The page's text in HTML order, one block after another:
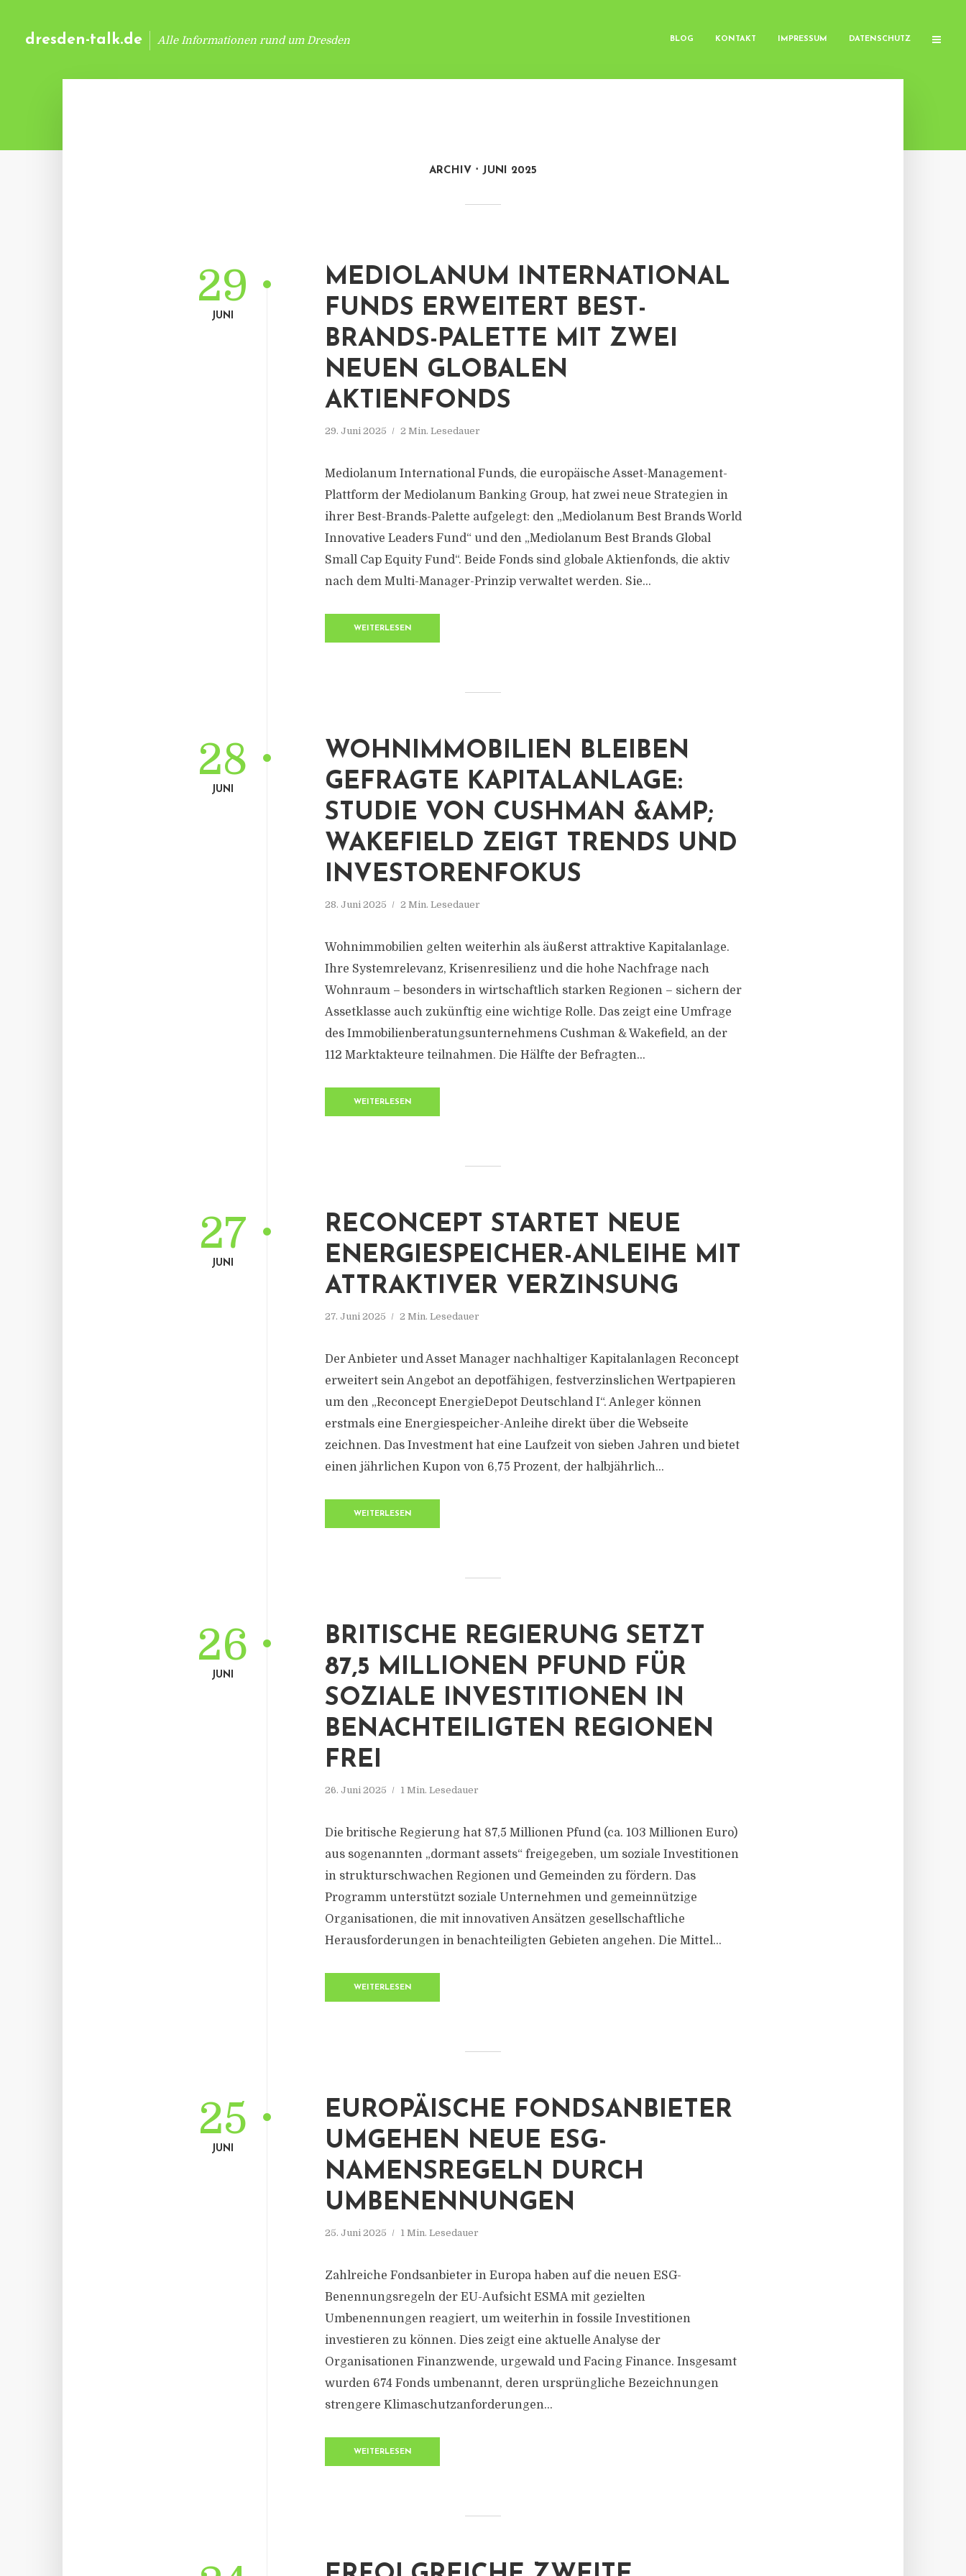
dresden-talk.de Alle Informationen rund um Dresden BLOG KONTAKT IMPRESSUM DATENSCHUTZ
ARCHIV JUNI 2025
MEDIOLANUM INTERNATIONAL
FUNDS ERWEITERT BEST-
BRANDS-PALETTE MIT ZWEI
NEUEN GLOBALEN
AKTIENFONDS
29. Juni 2025 2 Min. Lesedauer
29
JUNI
Mediolanum International Funds, die europäische Asset-Management-
Plattform der Mediolanum Banking Group, hat zwei neue Strategien in
ihrer Best-Brands-Palette aufgelegt: den „Mediolanum Best Brands World
Innovative Leaders Fund“ und den „Mediolanum Best Brands Global
Small Cap Equity Fund“. Beide Fonds sind globale Aktienfonds, die aktiv
nach dem Multi-Manager-Prinzip verwaltet werden. Sie...
WEITERLESEN
WOHNIMMOBILIEN BLEIBEN
GEFRAGTE KAPITALANLAGE:
STUDIE VON CUSHMAN &AMP;
WAKEFIELD ZEIGT TRENDS UND
INVESTORENFOKUS
28. Juni 2025 2 Min. Lesedauer
28
JUNI
Wohnimmobilien gelten weiterhin als äußerst attraktive Kapitalanlage.
Ihre Systemrelevanz, Krisenresilienz und die hohe Nachfrage nach
Wohnraum – besonders in wirtschaftlich starken Regionen – sichern der
Assetklasse auch zukünftig eine wichtige Rolle. Das zeigt eine Umfrage
des Immobilienberatungsunternehmens Cushman & Wakefield, an der
112 Marktakteure teilnahmen. Die Hälfte der Befragten...
WEITERLESEN
RECONCEPT STARTET NEUE
ENERGIESPEICHER-ANLEIHE MIT
ATTRAKTIVER VERZINSUNG
27. Juni 2025 2 Min. Lesedauer
27
JUNI
Der Anbieter und Asset Manager nachhaltiger Kapitalanlagen Reconcept
erweitert sein Angebot an depotfähigen, festverzinslichen Wertpapieren
um den „Reconcept EnergieDepot Deutschland I“. Anleger können
erstmals eine Energiespeicher-Anleihe direkt über die Webseite
zeichnen. Das Investment hat eine Laufzeit von sieben Jahren und bietet
einen jährlichen Kupon von 6,75 Prozent, der halbjährlich...
WEITERLESEN
BRITISCHE REGIERUNG SETZT
87,5 MILLIONEN PFUND FÜR
SOZIALE INVESTITIONEN IN
BENACHTEILIGTEN REGIONEN
FREI
26. Juni 2025 1 Min. Lesedauer
26
JUNI
Die britische Regierung hat 87,5 Millionen Pfund (ca. 103 Millionen Euro)
aus sogenannten „dormant assets“ freigegeben, um soziale Investitionen
in strukturschwachen Regionen und Gemeinden zu fördern. Das
Programm unterstützt soziale Unternehmen und gemeinnützige
Organisationen, die mit innovativen Ansätzen gesellschaftliche
Herausforderungen in benachteiligten Gebieten angehen. Die Mittel...
WEITERLESEN
EUROPÄISCHE FONDSANBIETER
UMGEHEN NEUE ESG-
NAMENSREGELN DURCH
UMBENENNUNGEN
25. Juni 2025 1 Min. Lesedauer
25
JUNI
Zahlreiche Fondsanbieter in Europa haben auf die neuen ESG-
Benennungsregeln der EU-Aufsicht ESMA mit gezielten
Umbenennungen reagiert, um weiterhin in fossile Investitionen
investieren zu können. Dies zeigt eine aktuelle Analyse der
Organisationen Finanzwende, urgewald und Facing Finance. Insgesamt
wurden 674 Fonds umbenannt, deren ursprüngliche Bezeichnungen
strengere Klimaschutzanforderungen...
WEITERLESEN